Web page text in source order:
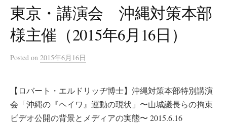
プ
東京・講演会 沖縄対策本部
様主催（2015年6月16日）
Posted on 2015年6月16日
【ロバート・エルドリッヂ博士】沖縄対策本部特別講演
会「沖縄の『ヘイワ』運動の現状」〜山城議長らの拘束
ビデオ公開の背景とメディアの実態〜 2015.6.16